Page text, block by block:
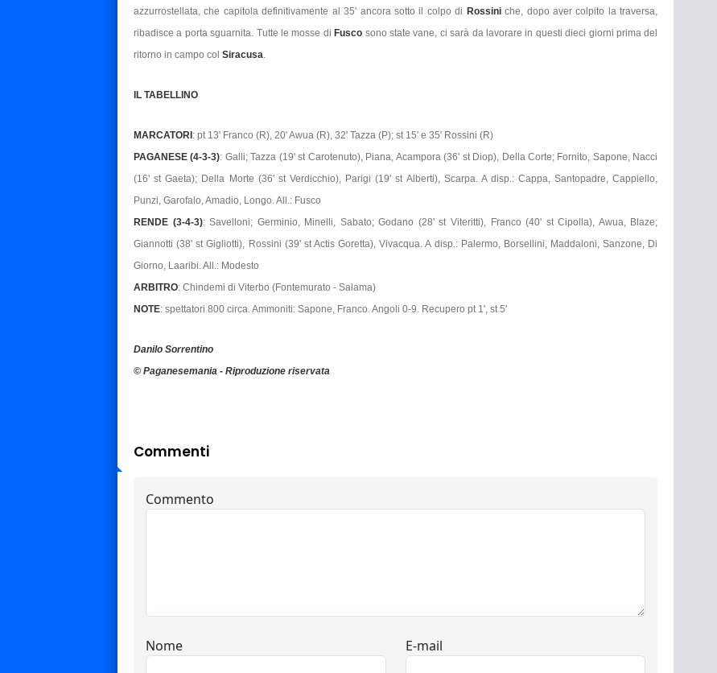
azzurrostellata, che capitola definitivamente al 35' ancora sotto il colpo di Rossiniche, dopo aver colpito la traversa,
ribadisce a porta sguarnita. Tutte le mosse di Fusco sono state vane, ci sarà da lavorare in questi dieci giorni prima del
ritorno in campo col Siracusa.
IL TABELLINO
MARCATORI : pt 13' Franco (R), 20' Awua (R), 32' Tazza (P); st 15' e 35' Rossini (R)
PAGANESE (4-3-3): Galli; Tazza (19' st Carotenuto), Piana, Acampora (36' st Diop), Della Corte; Fornito, Sapone, Nacci
(16' st Gaeta); Della Morte (36' st Verdicchio), Parigi (19' st Alberti), Scarpa. A disp.: Cappa, Santopadre, Cappiello,
Punzi, Garofalo, Amadio, Longo. All.: Fusco
RENDE (3-4-3): Savelloni; Germinio, Minelli, Sabato; Godano (28' st Viteritti), Franco (40' st Cipolla), Awua, Blaze;
Giannotti (38' st Gigliotti), Rossini (39' st Actis Goretta), Vivacqua. A disp.: Palermo, Borsellini, Maddaloni, Sanzone, Di
Giorno, Laaribi. All.: Modesto
ARBITRO: Chindemi di Viterbo (Fontemurato - Salama)
NOTE: spettatori 800 circa. Ammoniti: Sapone, Franco. Angoli 0-9. Recupero pt 1', st 5'
Danilo Sorrentino
© Paganesemania - Riproduzione riservata
Commenti